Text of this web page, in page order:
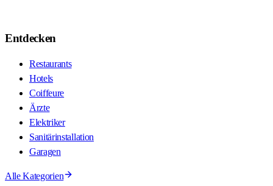
Entdecken
Restaurants
Hotels
Coiffeure
Ärzte
Elektriker
Sanitärinstallation
Garagen
Alle Kategorien